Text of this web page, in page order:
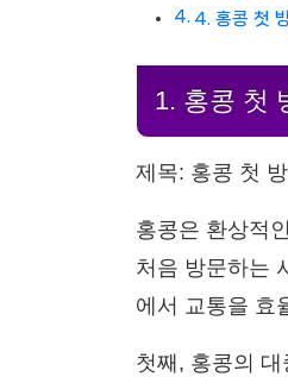
4. 홍콩 첫
1. 홍콩 첫
제목: 홍콩 첫
홍콩은 환상적
처음 방문하는
에서 교통을 효
첫째, 홍콩의